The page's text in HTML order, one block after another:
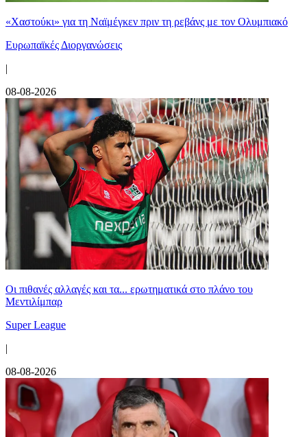
«Χαστούκι» για τη Ναϊμέγκεν πριν τη ρεβάνς με τον Ολυμπιακό
Ευρωπαϊκές Διοργανώσεις
|
08-08-2026
Οι πιθανές αλλαγές και τα... ερωτηματικά στο πλάνο του
Μεντιλίμπαρ
Super League
|
08-08-2026